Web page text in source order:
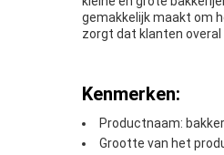
gemakkelijk maakt om
zorgt dat klanten
Kenmerken:
Productnaam:
Grootte van het